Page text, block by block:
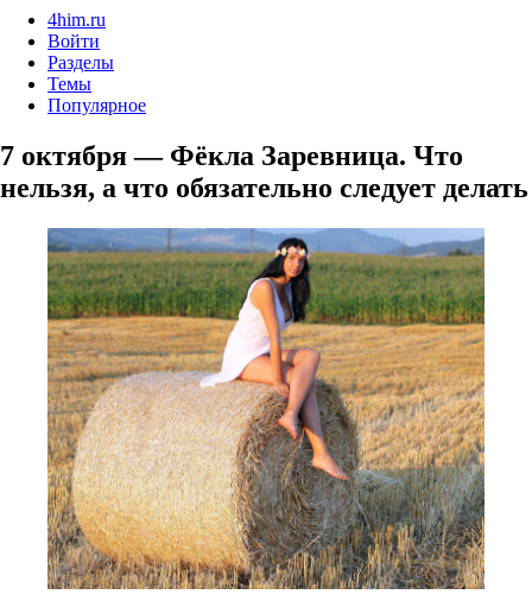
4him.ru
Войти
Разделы
Темы
Популярное
7 октября — Фёкла Заревница. Что
нельзя, а что обязательно следует делать